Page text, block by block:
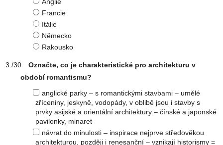
Francie
Itálie
Německo
Rakousko
Označte, co je charakteristické pro architekturu v
období romantismu?
anglické parky – s romantickými stavbami – umělé
zříceniny, jeskyně, vodopády, v oblibě jsou i stavby s
prvky asijské a orientální architektury – čínské a japonské
pavilonky, minaret
návrat do minulosti – inspirace nejprve středověkou
architekturou, později i renesanční – vznikají historismy =